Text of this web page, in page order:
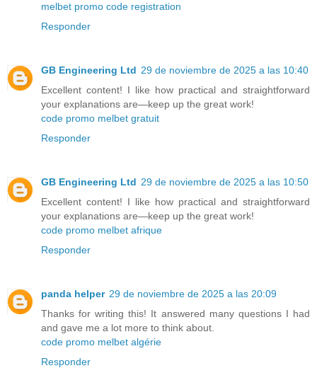
melbet promo code registration
Responder
GB Engineering Ltd 29 de noviembre de 2025 a las 10:40
Excellent content! I like how practical and straightforward
your explanations are—keep up the great work!
code promo melbet gratuit
Responder
GB Engineering Ltd 29 de noviembre de 2025 a las 10:50
Excellent content! I like how practical and straightforward
your explanations are—keep up the great work!
code promo melbet afrique
Responder
panda helper 29 de noviembre de 2025 a las 20:09
Thanks for writing this! It answered many questions I had
and gave me a lot more to think about.
code promo melbet algérie
Responder